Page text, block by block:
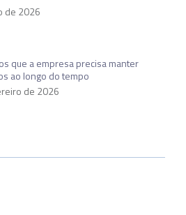
de 2026
que a empresa precisa manter
ao longo do tempo
de 2026